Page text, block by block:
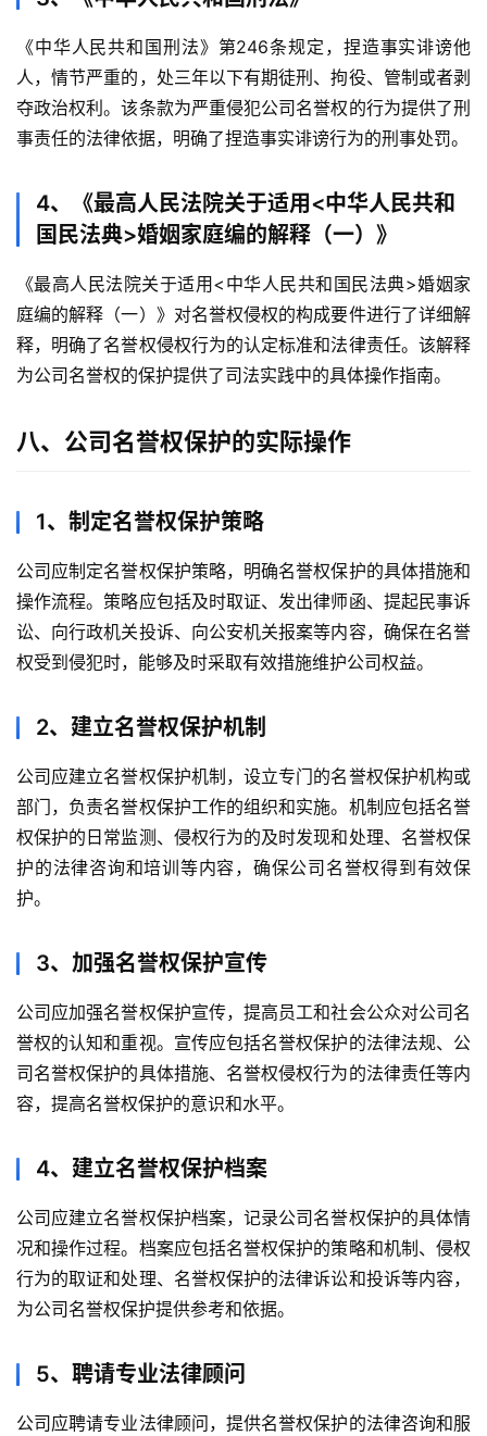
《中华人民共和国刑法》第246条规定，捏造事实诽谤他
人，情节严重的，处三年以下有期徒刑、拘役、管制或者剥
夺政治权利。该条款为严重侵犯公司名誉权的行为提供了刑
事责任的法律依据，明确了捏造事实诽谤行为的刑事处罚。
4、《最高人民法院关于适用<中华人民共和
国民法典>婚姻家庭编的解释（一）》
《最高人民法院关于适用<中华人民共和国民法典>婚姻家
庭编的解释（一）》对名誉权侵权的构成要件进行了详细解
释，明确了名誉权侵权行为的认定标准和法律责任。该解释
为公司名誉权的保护提供了司法实践中的具体操作指南。
八、公司名誉权保护的实际操作
1、制定名誉权保护策略
公司应制定名誉权保护策略，明确名誉权保护的具体措施和
操作流程。策略应包括及时取证、发出律师函、提起民事诉
讼、向行政机关投诉、向公安机关报案等内容，确保在名誉
权受到侵犯时，能够及时采取有效措施维护公司权益。
2、建立名誉权保护机制
公司应建立名誉权保护机制，设立专门的名誉权保护机构或
部门，负责名誉权保护工作的组织和实施。机制应包括名誉
权保护的日常监测、侵权行为的及时发现和处理、名誉权保
护的法律咨询和培训等内容，确保公司名誉权得到有效保
护。
3、加强名誉权保护宣传
公司应加强名誉权保护宣传，提高员工和社会公众对公司名
誉权的认知和重视。宣传应包括名誉权保护的法律法规、公
司名誉权保护的具体措施、名誉权侵权行为的法律责任等内
容，提高名誉权保护的意识和水平。
4、建立名誉权保护档案
公司应建立名誉权保护档案，记录公司名誉权保护的具体情
况和操作过程。档案应包括名誉权保护的策略和机制、侵权
行为的取证和处理、名誉权保护的法律诉讼和投诉等内容，
为公司名誉权保护提供参考和依据。
5、聘请专业法律顾问
公司应聘请专业法律顾问，提供名誉权保护的法律咨询和服